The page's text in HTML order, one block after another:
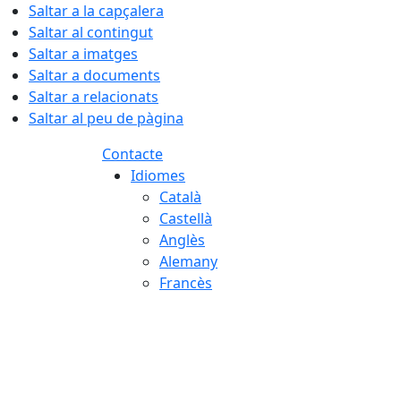
Saltar a la capçalera
Saltar al contingut
Saltar a imatges
Saltar a documents
Saltar a relacionats
Saltar al peu de pàgina
Contacte
Idiomes
Català
Castellà
Anglès
Alemany
Francès